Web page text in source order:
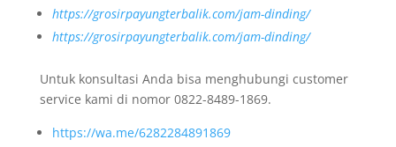
https://grosirpayungterbalik.com/jam-dinding/
https://grosirpayungterbalik.com/jam-dinding/
Untuk konsultasi Anda bisa menghubungi customer
service kami di nomor 0822-8489-1869.
https://wa.me/6282284891869